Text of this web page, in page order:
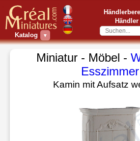
Katalog ▼
Händler
Miniatur - Möbel -
Esszimmer
Kamin mit Aufsatz